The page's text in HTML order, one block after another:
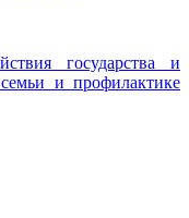
государства и
и профилактике